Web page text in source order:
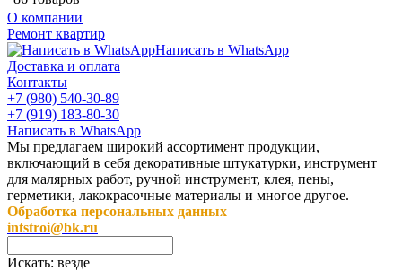
О компании
Ремонт квартир
Написать в WhatsApp
Доставка и оплата
Контакты
+7 (980) 540-30-89
+7 (919) 183-80-30
Написать в WhatsApp
Мы предлагаем широкий ассортимент продукции,
включающий в себя декоративные штукатурки, инструмент
для малярных работ, ручной инструмент, клея, пены,
герметики, лакокрасочные материалы и многое другое.
Обработка персональных данных
intstroi@bk.ru
Искать: везде